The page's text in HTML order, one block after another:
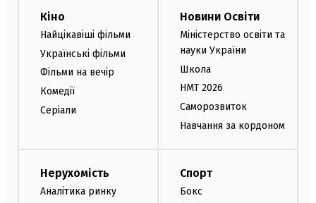
Кіно
Найцікавіші фільми
Українські фільми
Фільми на вечір
Комедії
Серіали
Новини Освіти
Міністерство освіти та
науки України
Школа
НМТ 2026
Саморозвиток
Навчання за кордоном
Нерухомість
Аналітика ринку
Спорт
Бокс